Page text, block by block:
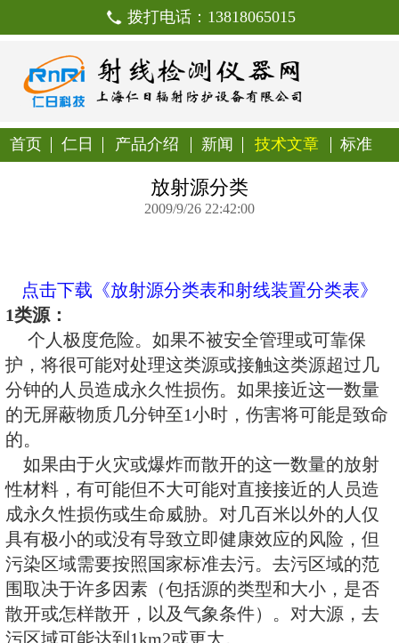
拨打电话：
产品介绍
2009/9/26 22:42:00
点击下载《放射源分类表和射线
1类源：
个人极度危险。如果不被安全
护，将很可能对处理这类源或接触
分钟的人员造成永久性损伤。如果
的无屏蔽物质几分钟至1小时，伤
的。